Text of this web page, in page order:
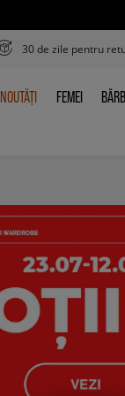
30 de zile pentru
NOUTĂȚI
NOUTĂȚI FEMEI
FEMEI